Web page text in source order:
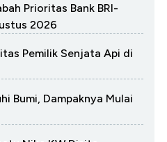
Prioritas Bank BRI-
2026
Pemilik Senjata Api di
Bumi, Dampaknya Mulai